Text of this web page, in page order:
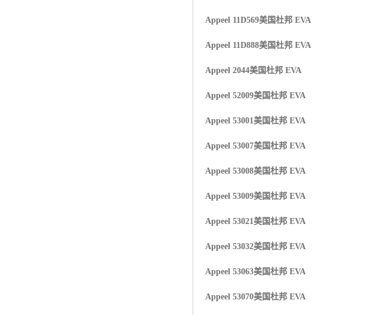
Appeel 11D569美国杜邦 EVA
Appeel 11D888美国杜邦 EVA
Appeel 2044美国杜邦 EVA
Appeel 52009美国杜邦 EVA
Appeel 53001美国杜邦 EVA
Appeel 53007美国杜邦 EVA
Appeel 53008美国杜邦 EVA
Appeel 53009美国杜邦 EVA
Appeel 53021美国杜邦 EVA
Appeel 53032美国杜邦 EVA
Appeel 53063美国杜邦 EVA
Appeel 53070美国杜邦 EVA